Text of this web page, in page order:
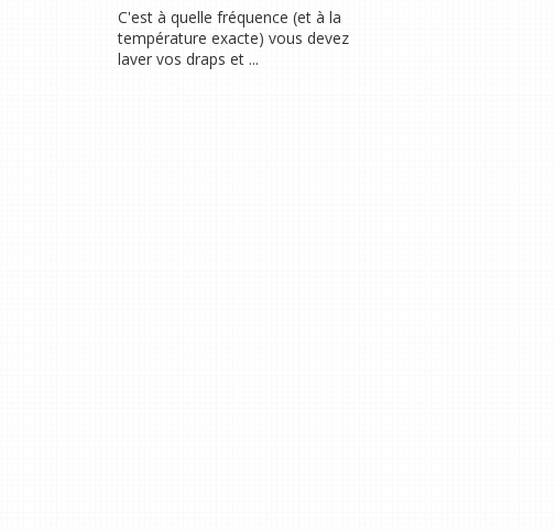
C'est à quelle fréquence (et à la
température exacte) vous devez
laver vos draps et ...